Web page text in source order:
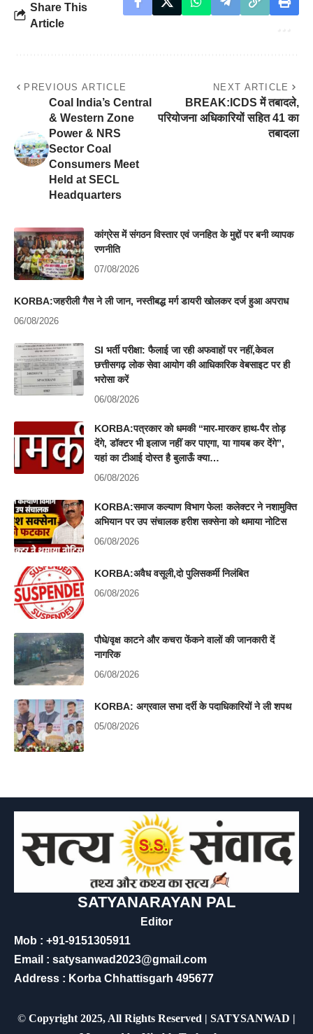
Share This
Article
PREVIOUS ARTICLE
Coal India’s Central
& Western Zone
Power & NRS
Sector Coal
Consumers Meet
Held at SECL
Headquarters
NEXT ARTICLE
BREAK:ICDS में तबादले,
परियोजना अधिकारियों सहित 41 का
तबादला
कांग्रेस में संगठन विस्तार एवं जनहित के मुद्दों पर बनी व्यापक
रणनीति
07/08/2026
KORBA:जहरीली गैस ने ली जान, नस्तीबद्ध मर्ग डायरी खोलकर दर्ज हुआ अपराध
06/08/2026
SI भर्ती परीक्षा: फैलाई जा रही अफवाहों पर नहीं,केवल
छत्तीसगढ़ लोक सेवा आयोग की आधिकारिक वेबसाइट पर ही
भरोसा करें
06/08/2026
KORBA:पत्रकार को धमकी “मार-मारकर हाथ-पैर तोड़
देंगे, डॉक्टर भी इलाज नहीं कर पाएगा, या गायब कर देंगे”,
यहां का टीआई दोस्त है बुलाऊँ क्या…
06/08/2026
KORBA:समाज कल्याण विभाग फेल! कलेक्टर ने नशामुक्ति
अभियान पर उप संचालक हरीश सक्सेना को थमाया नोटिस
06/08/2026
KORBA:अवैध वसूली,दो पुलिसकर्मी निलंबित
06/08/2026
पौधे/वृक्ष काटने और कचरा फेंकने वालों की जानकारी दें
नागरिक
06/08/2026
KORBA: अग्रवाल सभा दर्री के पदाधिकारियों ने ली शपथ
05/08/2026
SATYANARAYAN PAL
Editor
Mob : +91-9151305911
Email : satysanwad2023@gmail.com
Address : Korba Chhattisgarh 495677
© Copyright 2025, All Rights Reserved | SATYSANWAD |